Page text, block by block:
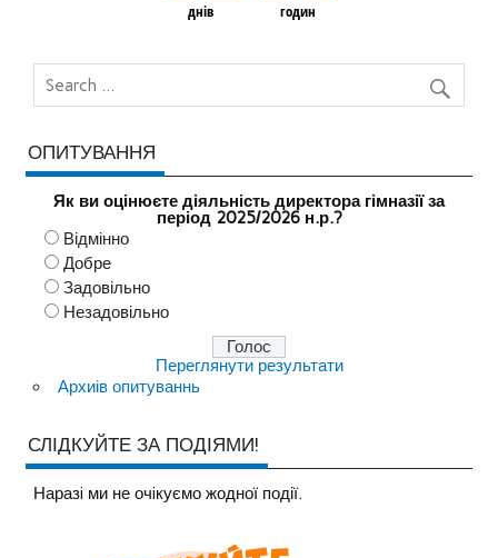
днів годин
ОПИТУВАННЯ
Як ви оцінюєте діяльність директора гімназії за
період 2025/2026 н.р.?
Відмінно
Добре
Задовільно
Незадовільно
Переглянути результати
Архиів опитуваннь
СЛІДКУЙТЕ ЗА ПОДІЯМИ!
Наразi ми не очiкуємо жодної події.